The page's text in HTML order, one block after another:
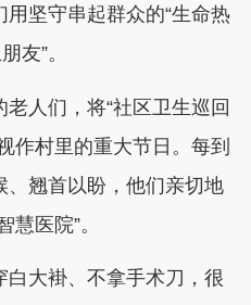
坚守串起群众的“生命热
友”。
人们，将“社区卫生巡回
作村里的重大节日。每到
、翘首以盼，他们亲切地
医院”。
大褂、不拿手术刀，很